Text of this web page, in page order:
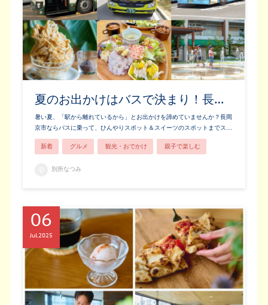
夏のお出かけはバスで決まり！長…
暑い夏、「駅から離れているから」とお出かけを諦めていませんか？長岡
京市ならバスに乗って、ひんやりスポット＆スイーツのスポットまでス…
新着 グルメ 観光・おでかけ 親子で楽しむ
別所なつみ
06
Jul2025